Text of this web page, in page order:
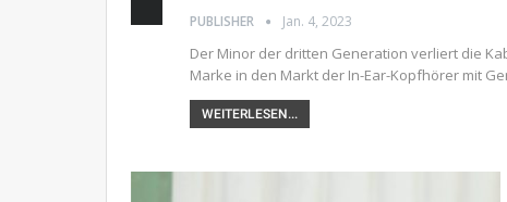
PUBLISHER Jan. 4, 2023
Der Minor der dritten Generation verliert die
Marke in den Markt der In-Ear-Kopfhörer mit
WEITERLESEN...